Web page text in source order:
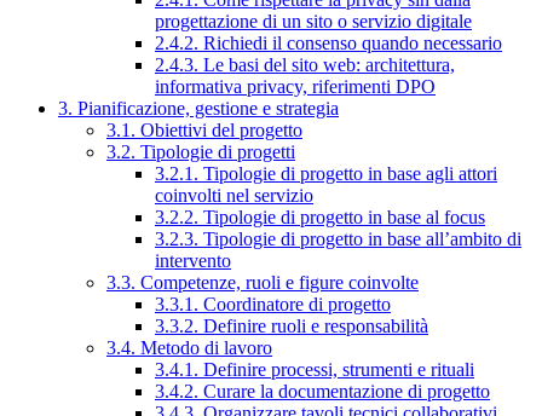
progettazione di un sito o servizio digitale
2.4.2. Richiedi il consenso quando necessario
2.4.3. Le basi del sito web: architettura,
informativa privacy, riferimenti DPO
3. Pianificazione, gestione e strategia
3.1. Obiettivi del progetto
3.2. Tipologie di progetti
3.2.1. Tipologie di progetto in base agli attori
coinvolti nel servizio
3.2.2. Tipologie di progetto in base al focus
3.2.3. Tipologie di progetto in base all’ambito di
intervento
3.3. Competenze, ruoli e figure coinvolte
3.3.1. Coordinatore di progetto
3.3.2. Definire ruoli e responsabilità
3.4. Metodo di lavoro
3.4.1. Definire processi, strumenti e rituali
3.4.2. Curare la documentazione di progetto